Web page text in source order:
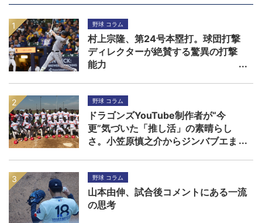
野球 コラム
村上宗隆、第24号本塁打。球団打撃
ディレクターが絶賛する驚異の打撃
能力
野球 コラム
ドラゴンズYouTube制作者が“今
更”気づいた「推し活」の素晴らし
さ。小笠原慎之介からジンバブエま
野球 コラム
山本由伸、試合後コメントにある一流
の思考